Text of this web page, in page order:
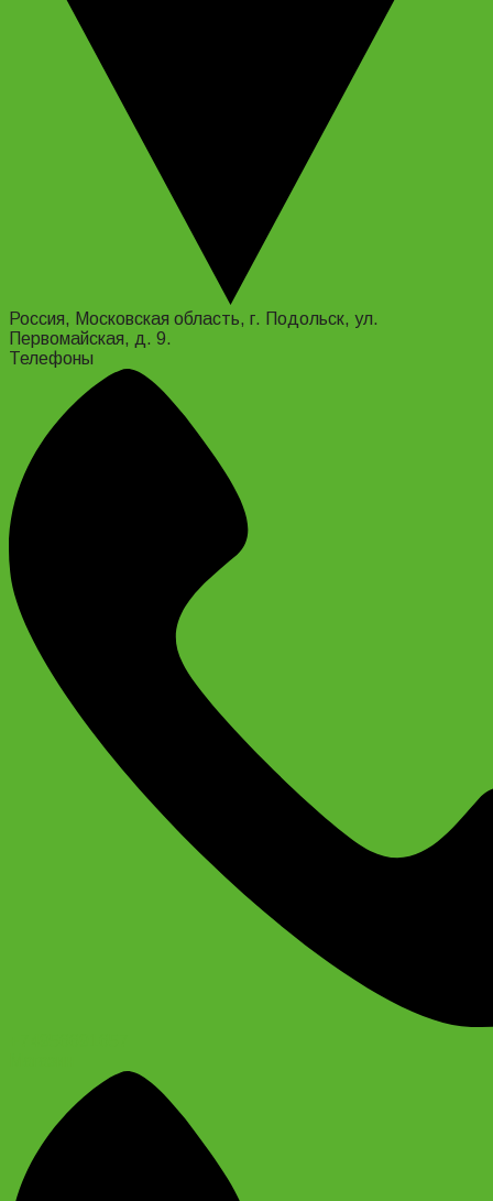
Россия, Московская область, г. Подольск, ул.
Первомайская, д. 9.
Телефоны